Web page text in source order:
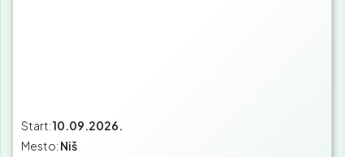
Start:10.09.2026.
Mesto: Niš